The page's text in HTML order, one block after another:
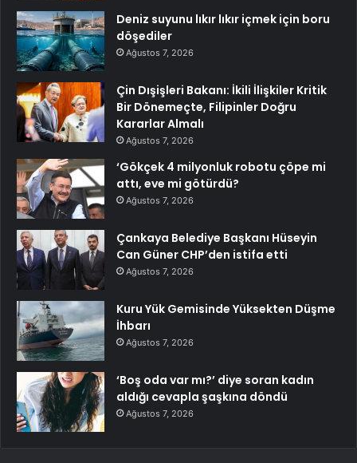
Deniz suyunu lıkır lıkır içmek için boru
döşediler
Ağustos 7, 2026
Çin Dışişleri Bakanı: İkili İlişkiler Kritik
Bir Dönemeçte, Filipinler Doğru
Kararlar Almalı
Ağustos 7, 2026
‘Gökçek 4 milyonluk robotu çöpe mi
attı, eve mi götürdü?
Ağustos 7, 2026
Çankaya Belediye Başkanı Hüseyin
Can Güner CHP’den istifa etti
Ağustos 7, 2026
Kuru Yük Gemisinde Yüksekten Düşme
İhbarı
Ağustos 7, 2026
‘Boş oda var mı?’ diye soran kadın
aldığı cevapla şaşkına döndü
Ağustos 7, 2026